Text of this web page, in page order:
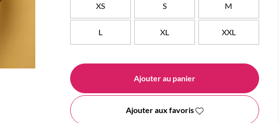
XS S M
L XL XXL
Ajouter au panier
Ajouter aux favoris